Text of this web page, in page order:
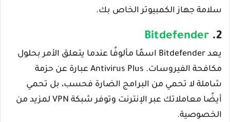
سلامة جهاز الكمبيوتر الخاص بك.
2.
Bitdefender
يعد Bitdefender اسمًا مألوفًا عندما يتعلق الأمر بحلول
مكافحة الفيروسات. Antivirus Plus عبارة عن حزمة
شاملة لا تحمي من البرامج الضارة فحسب، بل تحمي
أيضًا معاملاتك عبر الإنترنت وتوفر شبكة VPN لمزيد من
الخصوصية.